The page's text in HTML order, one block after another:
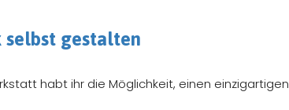
selbst gestalten
habt ihr die Möglichkeit, einen